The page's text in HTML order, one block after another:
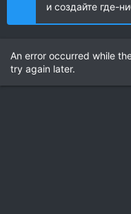
и создайте где-
An error occurred while
try again later.